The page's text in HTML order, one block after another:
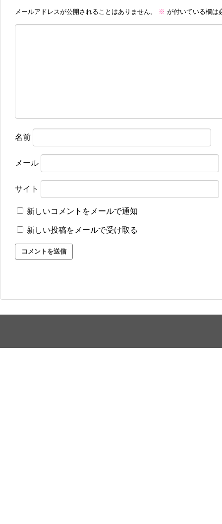
メールアドレスが公開されることはありません。 ※ が付いている欄は
名前
メール
サイト
新しいコメントをメールで通知
新しい投稿をメールで受け取る